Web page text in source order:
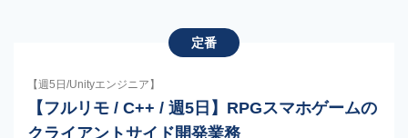
定番
【週5日/Unityエンジニア】
【フルリモ / C++ / 週5日】RPGスマホゲームの
クライアントサイド開発業務